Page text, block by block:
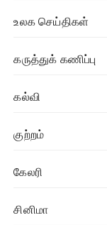
உலக செய்திகள்
கருத்துக் கணிப்பு
கல்வி
குற்றம்
கேலரி
சினிமா